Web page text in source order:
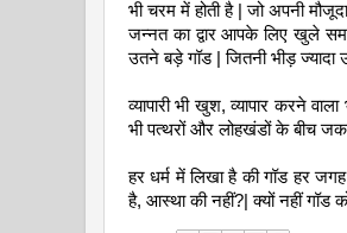
भी चरम में होती है | जो अपनी
जन्नत का द्वार आपके लिए खुले
उतने बड़े गॉड | जितनी भीड़ ज्यादा
व्यापारी भी खुश, व्यापार करने
भी पत्थरों और लोहखंडों के बीच
हर धर्म में लिखा है की गॉड हर
है, आस्था की नहीं?| क्यों नहीं गॉड